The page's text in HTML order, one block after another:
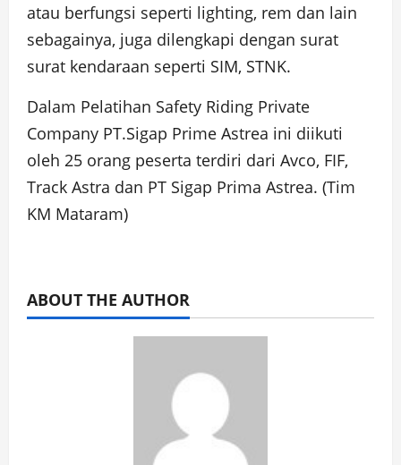
atau berfungsi seperti lighting, rem dan lain
sebagainya, juga dilengkapi dengan surat
surat kendaraan seperti SIM, STNK.
Dalam Pelatihan Safety Riding Private
Company PT.Sigap Prime Astrea ini diikuti
oleh 25 orang peserta terdiri dari Avco, FIF,
Track Astra dan PT Sigap Prima Astrea. (Tim
KM Mataram)
ABOUT THE AUTHOR